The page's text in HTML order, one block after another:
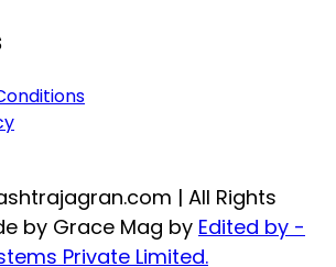
| All Rights
by Grace Mag by Edited by -
Private Limited.